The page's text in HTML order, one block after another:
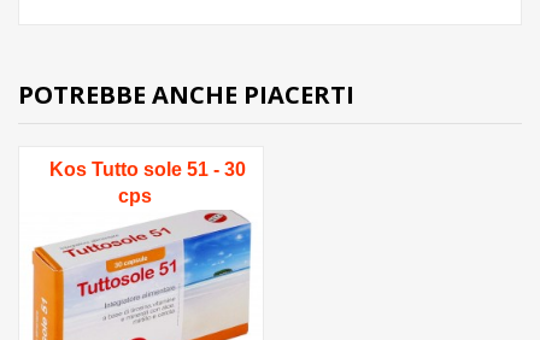
POTREBBE ANCHE PIACERTI
Kos Tutto sole 51 - 30
cps